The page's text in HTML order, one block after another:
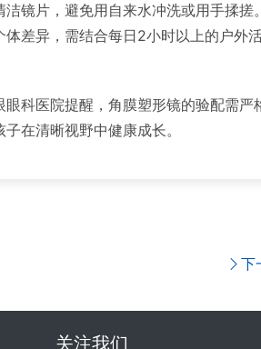
镜片，避免用自来水冲洗或用手揉
差异，需结合每日2小时以上的户
科医院提醒，角膜塑形镜的验配需
在清晰视野中健康成长。
下
关注我们